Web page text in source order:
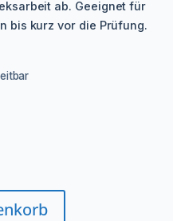
ab. Geeignet für
bis kurz vor die Prüfung.